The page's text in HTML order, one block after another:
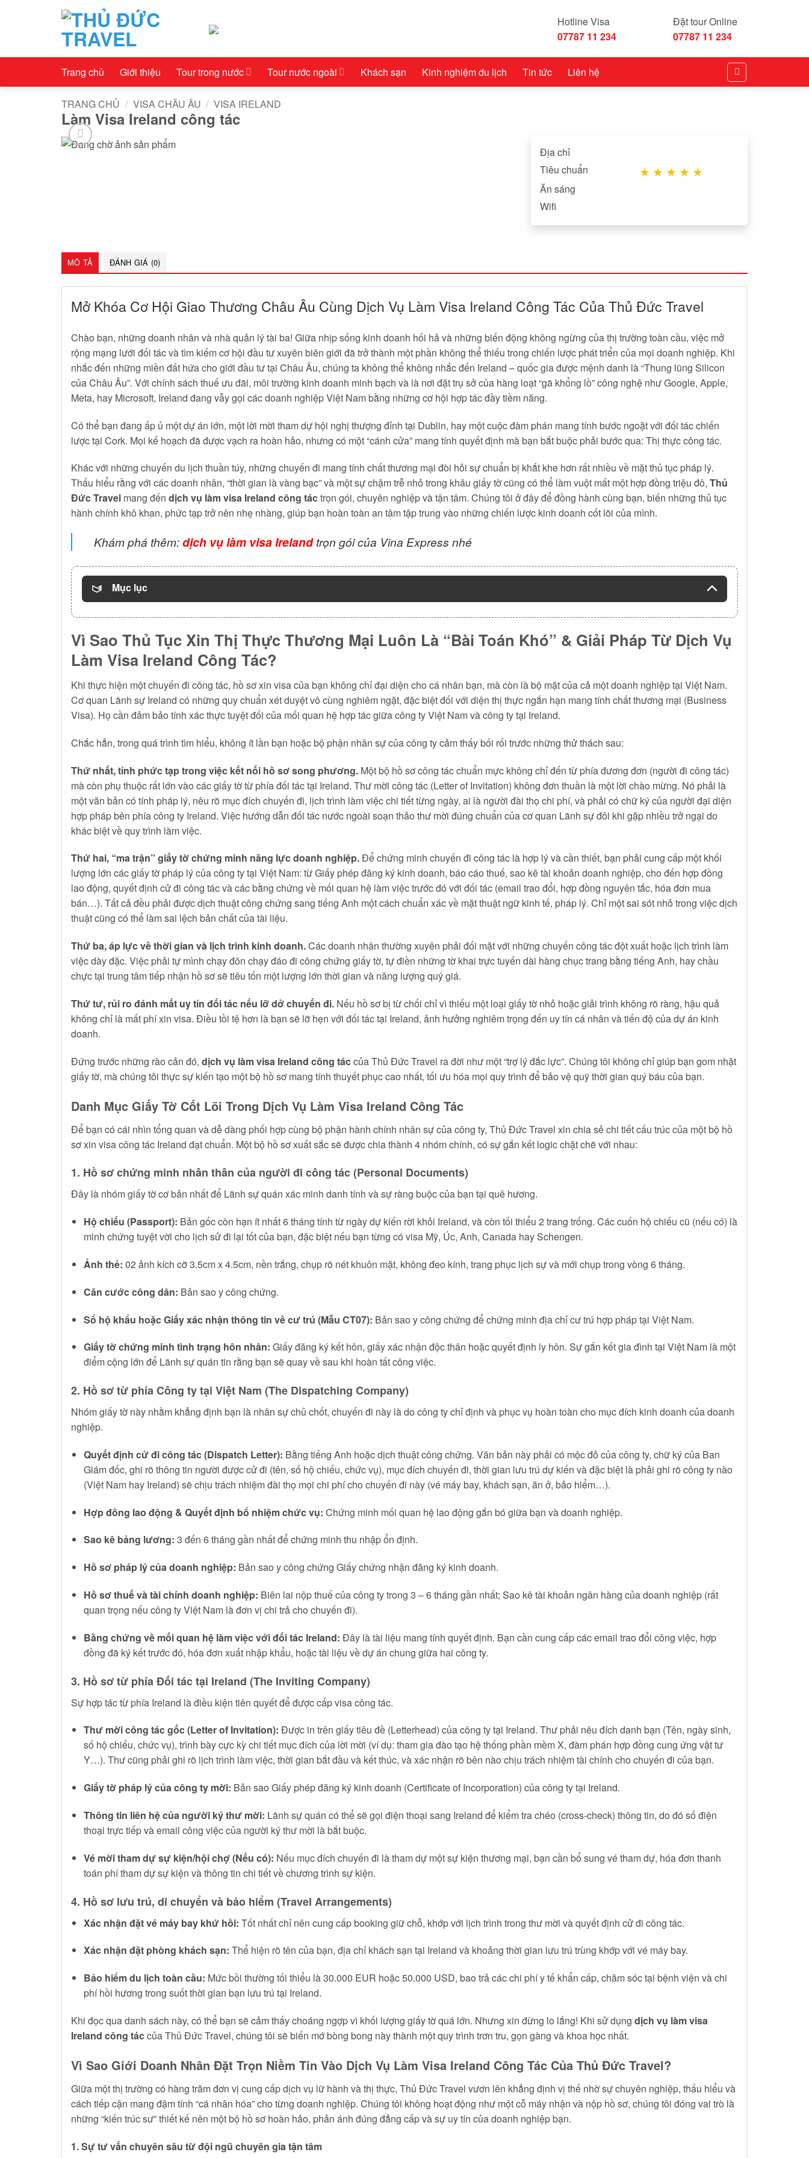
Hotline Visa
07787 11 234
Đặt tour Online
07787 11 234
Trang chủ Giới thiệu Tour trong nước Tour nước ngoài Khách sạn Kinh nghiệm du lịch Tin tức Liên hệ
TRANG CHỦ / VISA CHÂU ÂU / VISA IRELAND
Làm Visa Ireland công tác
Địa chỉ
Tiêu chuẩn
★ ★ ★ ★ ★
Ăn sáng
Wifi
MÔ TẢ ĐÁNH GIÁ (0)
Mở Khóa Cơ Hội Giao Thương Châu Âu Cùng Dịch Vụ Làm Visa Ireland Công Tác Của Thủ Đức Travel
Chào bạn, những doanh nhân và nhà quản lý tài ba! Giữa nhịp sống kinh doanh hối hả và những biến động không ngừng của thị trường toàn cầu, việc mở
rộng mạng lưới đối tác và tìm kiếm cơ hội đầu tư xuyên biên giới đã trở thành một phần không thể thiếu trong chiến lược phát triển của mọi doanh nghiệp. Khi
nhắc đến những miền đất hứa cho giới đầu tư tại Châu Âu, chúng ta không thể không nhắc đến Ireland – quốc gia được mệnh danh là “Thung lũng Silicon
của Châu Âu”. Với chính sách thuế ưu đãi, môi trường kinh doanh minh bạch và là nơi đặt trụ sở của hàng loạt “gã khổng lồ” công nghệ như Google, Apple,
Meta, hay Microsoft, Ireland đang vẫy gọi các doanh nghiệp Việt Nam bằng những cơ hội hợp tác đầy tiềm năng.
Có thể bạn đang ấp ủ một dự án lớn, một lời mời tham dự hội nghị thượng đỉnh tại Dublin, hay một cuộc đàm phán mang tính bước ngoặt với đối tác chiến
lược tại Cork. Mọi kế hoạch đã được vạch ra hoàn hảo, nhưng có một “cánh cửa” mang tính quyết định mà bạn bắt buộc phải bước qua: Thị thực công tác.
Khác với những chuyến du lịch thuần túy, những chuyến đi mang tính chất thương mại đòi hỏi sự chuẩn bị khắt khe hơn rất nhiều về mặt thủ tục pháp lý.
Thấu hiểu rằng với các doanh nhân, “thời gian là vàng bạc” và một sự chậm trễ nhỏ trong khâu giấy tờ cũng có thể làm vuột mất một hợp đồng triệu đô, Thủ
Đức Travel mang đến dịch vụ làm visa Ireland công táctrọn gói, chuyên nghiệp và tận tâm. Chúng tôi ở đây để đồng hành cùng bạn, biến những thủ tục
hành chính khô khan, phức tạp trở nên nhẹ nhàng, giúp bạn hoàn toàn an tâm tập trung vào những chiến lược kinh doanh cốt lõi của mình.
Khám phá thêm:dịch vụ làm visa Irelandtrọn gói của Vina Express nhé
Mục lục
Vì Sao Thủ Tục Xin Thị Thực Thương Mại Luôn Là “Bài Toán Khó” & Giải Pháp Từ Dịch Vụ
Làm Visa Ireland Công Tác?
Khi thực hiện một chuyến đi công tác, hồ sơ xin visa của bạn không chỉ đại diện cho cá nhân bạn, mà còn là bộ mặt của cả một doanh nghiệp tại Việt Nam.
Cơ quan Lãnh sự Ireland có những quy chuẩn xét duyệt vô cùng nghiêm ngặt, đặc biệt đối với diện thị thực ngắn hạn mang tính chất thương mại (Business
Visa). Họ cần đảm bảo tính xác thực tuyệt đối của mối quan hệ hợp tác giữa công ty Việt Nam và công ty tại Ireland.
Chắc hẳn, trong quá trình tìm hiểu, không ít lần bạn hoặc bộ phận nhân sự của công ty cảm thấy bối rối trước những thử thách sau:
Thứ nhất, tính phức tạp trong việc kết nối hồ sơ song phương. Một bộ hồ sơ công tác chuẩn mực không chỉ đến từ phía đương đơn (người đi công tác)
mà còn phụ thuộc rất lớn vào các giấy tờ từ phía đối tác tại Ireland. Thư mời công tác (Letter of Invitation) không đơn thuần là một lời chào mừng. Nó phải là
một văn bản có tính pháp lý, nêu rõ mục đích chuyến đi, lịch trình làm việc chi tiết từng ngày, ai là người đài thọ chi phí, và phải có chữ ký của người đại diện
hợp pháp bên phía công ty Ireland. Việc hướng dẫn đối tác nước ngoài soạn thảo thư mời đúng chuẩn của cơ quan Lãnh sự đôi khi gặp nhiều trở ngại do
khác biệt về quy trình làm việc.
Thứ hai, “ma trận” giấy tờ chứng minh năng lực doanh nghiệp.Để chứng minh chuyến đi công tác là hợp lý và cần thiết, bạn phải cung cấp một khối
lượng lớn các giấy tờ pháp lý của công ty tại Việt Nam: từ Giấy phép đăng ký kinh doanh, báo cáo thuế, sao kê tài khoản doanh nghiệp, cho đến hợp đồng
lao động, quyết định cử đi công tác và các bằng chứng về mối quan hệ làm việc trước đó với đối tác (email trao đổi, hợp đồng nguyên tắc, hóa đơn mua
bán…). Tất cả đều phải được dịch thuật công chứng sang tiếng Anh một cách chuẩn xác về mặt thuật ngữ kinh tế, pháp lý. Chỉ một sai sót nhỏ trong việc dịch
thuật cũng có thể làm sai lệch bản chất của tài liệu.
Thứ ba, áp lực về thời gian và lịch trình kinh doanh.Các doanh nhân thường xuyên phải đối mặt với những chuyến công tác đột xuất hoặc lịch trình làm
việc dày đặc. Việc phải tự mình chạy đôn chạy đáo đi công chứng giấy tờ, tự điền những tờ khai trực tuyến dài hàng chục trang bằng tiếng Anh, hay chầu
chực tại trung tâm tiếp nhận hồ sơ sẽ tiêu tốn một lượng lớn thời gian và năng lượng quý giá.
Thứ tư, rủi ro đánh mất uy tín đối tác nếu lỡ dở chuyến đi. Nếu hồ sơ bị từ chối chỉ vì thiếu một loại giấy tờ nhỏ hoặc giải trình không rõ ràng, hậu quả
không chỉ là mất phí xin visa. Điều tồi tệ hơn là bạn sẽ lỡ hẹn với đối tác tại Ireland, ảnh hưởng nghiêm trọng đến uy tín cá nhân và tiến độ của dự án kinh
doanh.
Đứng trước những rào cản đó, dịch vụ làm visa Ireland công táccủa Thủ Đức Travel ra đời như một “trợ lý đắc lực”. Chúng tôi không chỉ giúp bạn gom nhặt
giấy tờ, mà chúng tôi thực sự kiến tạo một bộ hồ sơ mang tính thuyết phục cao nhất, tối ưu hóa mọi quy trình để bảo vệ quỹ thời gian quý báu của bạn.
Danh Mục Giấy Tờ Cốt Lõi Trong Dịch Vụ Làm Visa Ireland Công Tác
Để bạn có cái nhìn tổng quan và dễ dàng phối hợp cùng bộ phận hành chính nhân sự của công ty, Thủ Đức Travel xin chia sẻ chi tiết cấu trúc của một bộ hồ
sơ xin visa công tác Ireland đạt chuẩn. Một bộ hồ sơ xuất sắc sẽ được chia thành 4 nhóm chính, có sự gắn kết logic chặt chẽ với nhau:
1. Hồ sơ chứng minh nhân thân của người đi công tác (Personal Documents)
Đây là nhóm giấy tờ cơ bản nhất để Lãnh sự quán xác minh danh tính và sự ràng buộc của bạn tại quê hương.
Hộ chiếu (Passport): Bản gốc còn hạn ít nhất 6 tháng tính từ ngày dự kiến rời khỏi Ireland, và còn tối thiểu 2 trang trống. Các cuốn hộ chiếu cũ (nếu có) là
minh chứng tuyệt vời cho lịch sử đi lại tốt của bạn, đặc biệt nếu bạn từng có visa Mỹ, Úc, Anh, Canada hay Schengen.
Ảnh thẻ: 02 ảnh kích cỡ 3.5cm x 4.5cm, nền trắng, chụp rõ nét khuôn mặt, không đeo kính, trang phục lịch sự và mới chụp trong vòng 6 tháng.
Căn cước công dân: Bản sao y công chứng.
Sổ hộ khẩu hoặc Giấy xác nhận thông tin về cư trú (Mẫu CT07): Bản sao y công chứng để chứng minh địa chỉ cư trú hợp pháp tại Việt Nam.
Giấy tờ chứng minh tình trạng hôn nhân: Giấy đăng ký kết hôn, giấy xác nhận độc thân hoặc quyết định ly hôn. Sự gắn kết gia đình tại Việt Nam là một
điểm cộng lớn để Lãnh sự quán tin rằng bạn sẽ quay về sau khi hoàn tất công việc.
2. Hồ sơ từ phía Công ty tại Việt Nam (The Dispatching Company)
Nhóm giấy tờ này nhằm khẳng định bạn là nhân sự chủ chốt, chuyến đi này là do công ty chỉ định và phục vụ hoàn toàn cho mục đích kinh doanh của doanh
nghiệp.
Quyết định cử đi công tác (Dispatch Letter): Bằng tiếng Anh hoặc dịch thuật công chứng. Văn bản này phải có mộc đỏ của công ty, chữ ký của Ban
Giám đốc, ghi rõ thông tin người được cử đi (tên, số hộ chiếu, chức vụ), mục đích chuyến đi, thời gian lưu trú dự kiến và đặc biệt là phải ghi rõ công ty nào
(Việt Nam hay Ireland) sẽ chịu trách nhiệm đài thọ mọi chi phí cho chuyến đi này (vé máy bay, khách sạn, ăn ở, bảo hiểm…).
Hợp đồng lao động & Quyết định bổ nhiệm chức vụ: Chứng minh mối quan hệ lao động gắn bó giữa bạn và doanh nghiệp.
Sao kê bảng lương: 3 đến 6 tháng gần nhất để chứng minh thu nhập ổn định.
Hồ sơ pháp lý của doanh nghiệp: Bản sao y công chứng Giấy chứng nhận đăng ký kinh doanh.
Hồ sơ thuế và tài chính doanh nghiệp: Biên lai nộp thuế của công ty trong 3 – 6 tháng gần nhất; Sao kê tài khoản ngân hàng của doanh nghiệp (rất
quan trọng nếu công ty Việt Nam là đơn vị chi trả cho chuyến đi).
Bằng chứng về mối quan hệ làm việc với đối tác Ireland: Đây là tài liệu mang tính quyết định. Bạn cần cung cấp các email trao đổi công việc, hợp
đồng đã ký kết trước đó, hóa đơn xuất nhập khẩu, hoặc tài liệu về dự án chung giữa hai công ty.
3. Hồ sơ từ phía Đối tác tại Ireland (The Inviting Company)
Sự hợp tác từ phía Ireland là điều kiện tiên quyết để được cấp visa công tác.
Thư mời công tác gốc (Letter of Invitation): Được in trên giấy tiêu đề (Letterhead) của công ty tại Ireland. Thư phải nêu đích danh bạn (Tên, ngày sinh,
số hộ chiếu, chức vụ), trình bày cực kỳ chi tiết mục đích của lời mời (ví dụ: tham gia đào tạo hệ thống phần mềm X, đàm phán hợp đồng cung ứng vật tư
Y…). Thư cũng phải ghi rõ lịch trình làm việc, thời gian bắt đầu và kết thúc, và xác nhận rõ bên nào chịu trách nhiệm tài chính cho chuyến đi của bạn.
Giấy tờ pháp lý của công ty mời: Bản sao Giấy phép đăng ký kinh doanh (Certificate of Incorporation) của công ty tại Ireland.
Thông tin liên hệ của người ký thư mời: Lãnh sự quán có thể sẽ gọi điện thoại sang Ireland để kiểm tra chéo (cross-check) thông tin, do đó số điện
thoại trực tiếp và email công việc của người ký thư mời là bắt buộc.
Vé mời tham dự sự kiện/hội chợ (Nếu có): Nếu mục đích chuyến đi là tham dự một sự kiện thương mại, bạn cần bổ sung vé tham dự, hóa đơn thanh
toán phí tham dự sự kiện và thông tin chi tiết về chương trình sự kiện.
4. Hồ sơ lưu trú, di chuyển và bảo hiểm (Travel Arrangements)
Xác nhận đặt vé máy bay khứ hồi: Tốt nhất chỉ nên cung cấp booking giữ chỗ, khớp với lịch trình trong thư mời và quyết định cử đi công tác.
Xác nhận đặt phòng khách sạn: Thể hiện rõ tên của bạn, địa chỉ khách sạn tại Ireland và khoảng thời gian lưu trú trùng khớp với vé máy bay.
Bảo hiểm du lịch toàn cầu: Mức bồi thường tối thiểu là 30.000 EUR hoặc 50.000 USD, bao trả các chi phí y tế khẩn cấp, chăm sóc tại bệnh viện và chi
phí hồi hương trong suốt thời gian bạn lưu trú tại Ireland.
Khi đọc qua danh sách này, có thể bạn sẽ cảm thấy choáng ngợp vì khối lượng giấy tờ quá lớn. Nhưng xin đừng lo lắng! Khi sử dụng dịch vụ làm visa
Ireland công táccủa Thủ Đức Travel, chúng tôi sẽ biến mớ bòng bong này thành một quy trình trơn tru, gọn gàng và khoa học nhất.
Vì Sao Giới Doanh Nhân Đặt Trọn Niềm Tin Vào Dịch Vụ Làm Visa Ireland Công Tác Của Thủ Đức Travel?
Giữa một thị trường có hàng trăm đơn vị cung cấp dịch vụ lữ hành và thị thực, Thủ Đức Travel vươn lên khẳng định vị thế nhờ sự chuyên nghiệp, thấu hiểu và
cách tiếp cận mang đậm tính “cá nhân hóa” cho từng doanh nghiệp. Chúng tôi không hoạt động như một cỗ máy nhận và nộp hồ sơ, chúng tôi đóng vai trò là
những “kiến trúc sư” thiết kế nên một bộ hồ sơ hoàn hảo, phản ánh đúng đẳng cấp và sự uy tín của doanh nghiệp bạn.
1. Sự tư vấn chuyên sâu từ đội ngũ chuyên gia tận tâm